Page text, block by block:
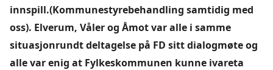
innspill.(Kommunestyrebehandling samtidig med
oss). Elverum, Våler og Åmot var alle i samme
situasjonrundt deltagelse på FD sitt dialogmøte og
alle var enig at Fylkeskommunen kunne ivareta